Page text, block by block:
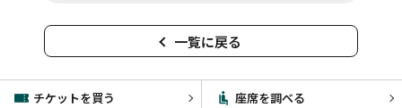
一覧に戻る
チケットを買う 座席を調べる